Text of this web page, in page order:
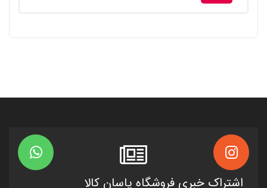
اشتراک خبری فروشگاه یاسان کالا